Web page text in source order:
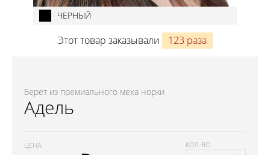
ЧЕРНЫЙ
Этот товар заказывали 123 раза
Берет из премиального меха норки
Адель
ЦЕНА КОЛ-ВО